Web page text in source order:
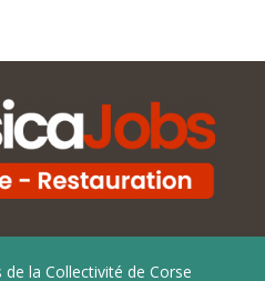
la Collectivité de Corse